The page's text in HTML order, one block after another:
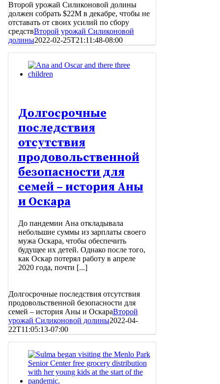
Второй урожай Силиконовой долины
должен собрать $22M в декабре, чтобы не
отставать от своих усилий по сбору
средствВторой урожай Силиконовой
долины2022-02-25T21:11:48-08:00
Долгосрочные
последствия
отсутствия
продовольственной
безопасности для
семей – история Аны
и Оскара
До пандемии Ана откладывала
небольшие суммы из зарплаты своего
мужа Оскара, чтобы обеспечить
будущее их детей. Однако после того,
как Оскар потерял работу в апреле
2020 года, почти [...]
Долгосрочные последствия отсутствия
продовольственной безопасности для
семей – история Аны и ОскараВторой
урожай Силиконовой долины2022-04-
22T11:05:13-07:00